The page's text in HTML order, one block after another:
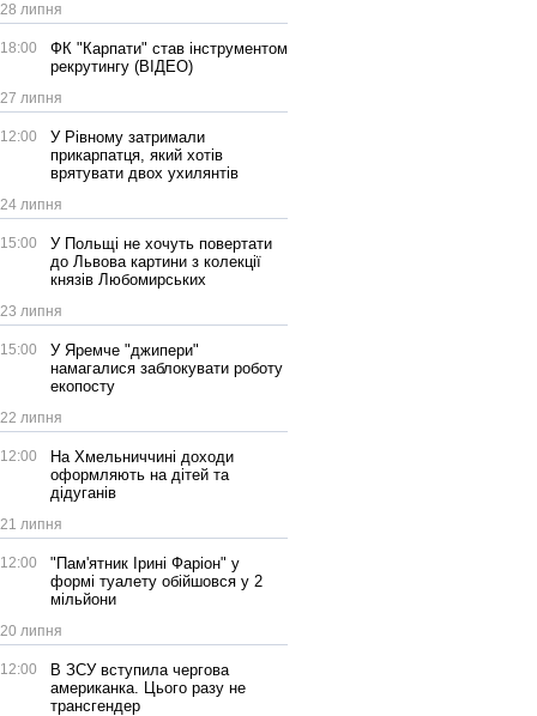
28 липня
18:00
ФК "Карпати" став інструментом
рекрутингу (ВІДЕО)
27 липня
12:00
У Рівному затримали
прикарпатця, який хотів
врятувати двох ухилянтів
24 липня
15:00
У Польщі не хочуть повертати
до Львова картини з колекції
князів Любомирських
23 липня
15:00
У Яремче "джипери"
намагалися заблокувати роботу
екопосту
22 липня
12:00
На Хмельниччині доходи
оформляють на дітей та
дідуганів
21 липня
12:00
"Пам'ятник Ірині Фаріон" у
формі туалету обійшовся у 2
мільйони
20 липня
12:00
В ЗСУ вступила чергова
американка. Цього разу не
трансгендер